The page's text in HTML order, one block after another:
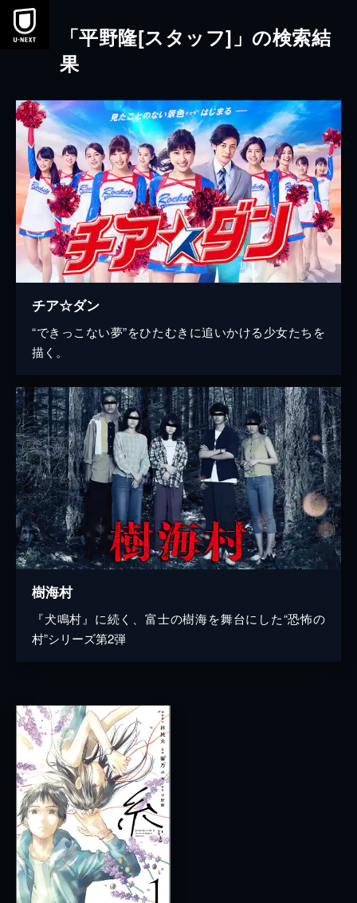
本文へスキップ
「平野隆[スタッフ]」の検索結
果
チア☆ダン
“できっこない夢”をひたむきに追いかける少女たちを
描く。
樹海村
『犬鳴村』に続く、富士の樹海を舞台にした“恐怖の
村”シリーズ第2弾